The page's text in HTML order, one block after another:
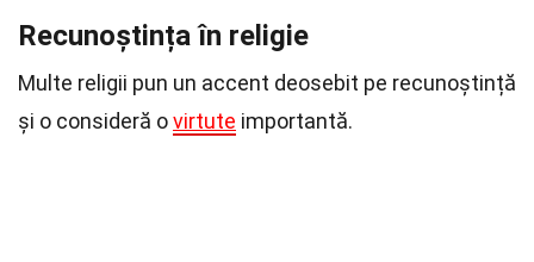
Recunoștința în religie
Multe religii pun un accent deosebit pe recunoștință
și o consideră ovirtute importantă.